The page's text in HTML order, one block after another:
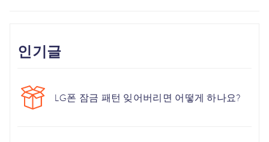
인기글
LG폰 잠금 패턴 잊어버리면 어떻게 하나요?